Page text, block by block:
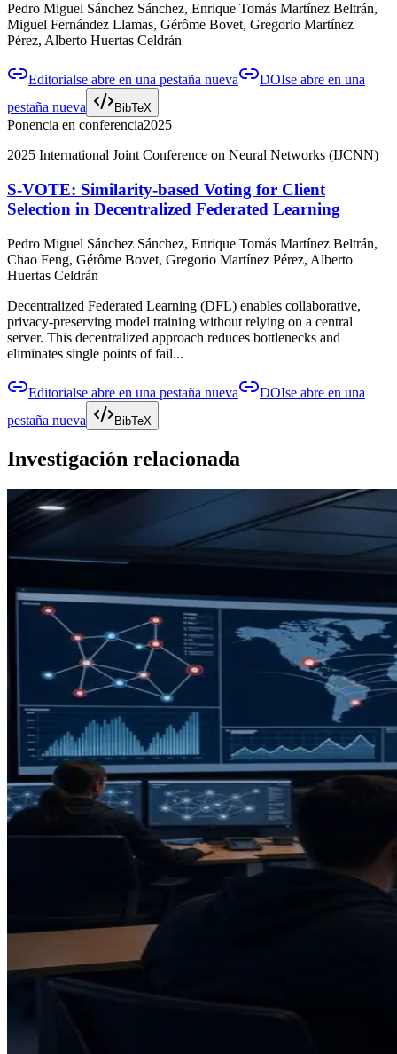
Pedro Miguel Sánchez Sánchez, Enrique Tomás Martínez Beltrán,
Miguel Fernández Llamas, Gérôme Bovet, Gregorio Martínez
Pérez, Alberto Huertas Celdrán
Editorialse abre en una pestaña nueva DOIse abre en una
pestaña nueva
BibTeX
Ponencia en conferencia2025
2025 International Joint Conference on Neural Networks (IJCNN)
S-VOTE: Similarity-based Voting for Client
Selection in Decentralized Federated Learning
Pedro Miguel Sánchez Sánchez, Enrique Tomás Martínez Beltrán,
Chao Feng, Gérôme Bovet, Gregorio Martínez Pérez, Alberto
Huertas Celdrán
Decentralized Federated Learning (DFL) enables collaborative,
privacy-preserving model training without relying on a central
server. This decentralized approach reduces bottlenecks and
eliminates single points of fail...
Editorialse abre en una pestaña nueva DOIse abre en una
pestaña nueva
BibTeX
Investigación relacionada